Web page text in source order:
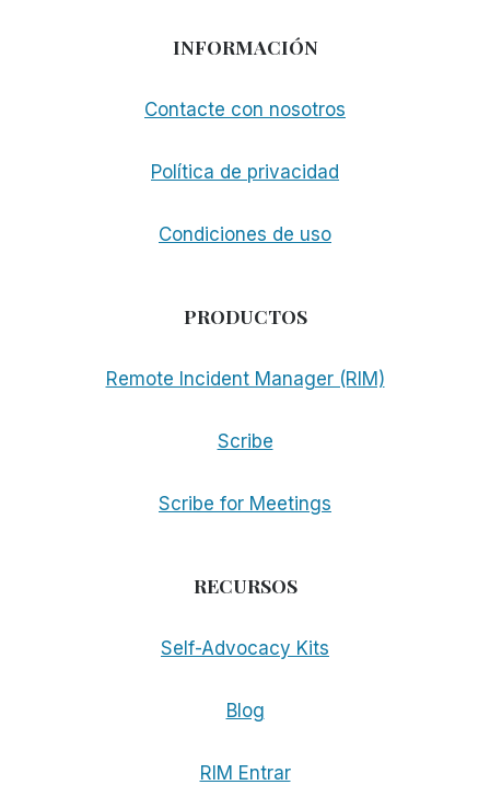
INFORMACIÓN
Contacte con nosotros
Política de privacidad
Condiciones de uso
PRODUCTOS
Remote Incident Manager (RIM)
Scribe
Scribe for Meetings
RECURSOS
Self-Advocacy Kits
Blog
RIM Entrar